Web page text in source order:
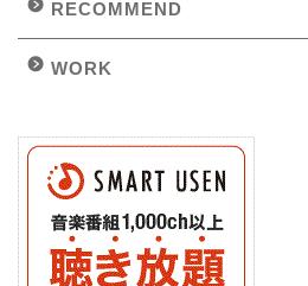
RECOMMEND
WORK